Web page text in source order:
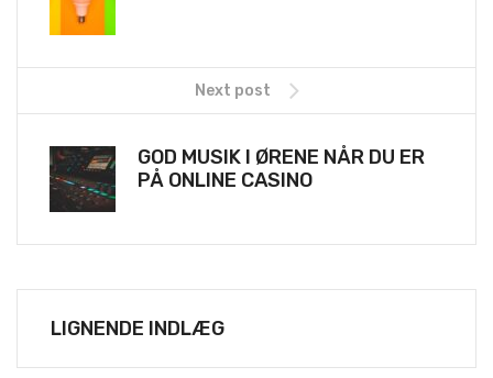
Next post
GOD MUSIK I ØRENE NÅR DU ER
PÅ ONLINE CASINO
LIGNENDE INDLÆG